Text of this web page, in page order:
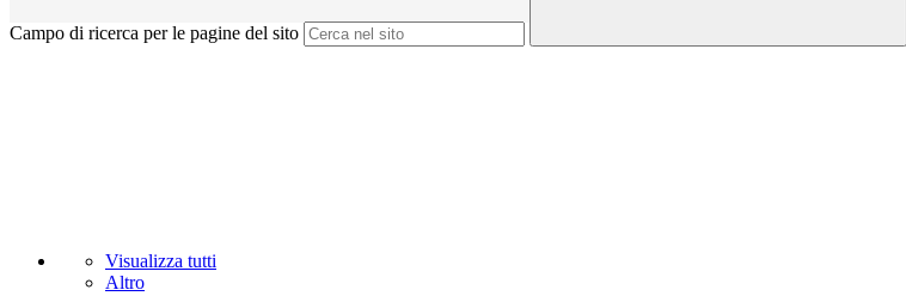
Campo di ricerca per le pagine del sito
Visualizza tutti
Altro